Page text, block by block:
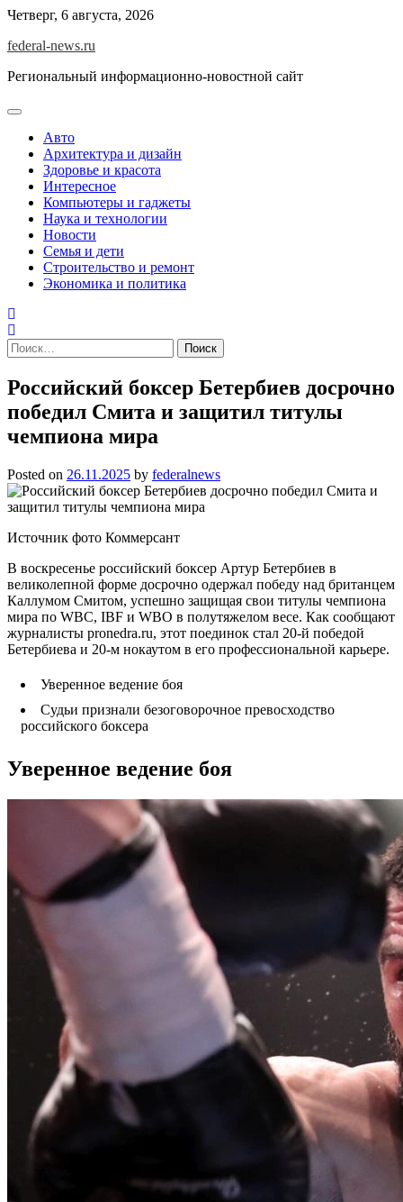
Skip
content
Четверг, 6 августа, 2026
federal-news.ru
Региональный информационно-новостной сайт
Авто
Архитектура и дизайн
Здоровье и красота
Интересное
Компьютеры и гаджеты
Наука и технологии
Новости
Семья и дети
Строительство и ремонт
Экономика и политика
Найти:
Российский боксер Бетербиев досрочно
победил Смита и защитил титулы
чемпиона мира
Posted on 26.11.2025 by federalnews
Источник фото Коммерсант
В воскресенье российский боксер Артур Бетербиев в
великолепной форме досрочно одержал победу над британцем
Каллумом Смитом, успешно защищая свои титулы чемпиона
мира по WBC, IBF и WBO в полутяжелом весе. Как сообщают
журналисты pronedra.ru, этот поединок стал 20-й победой
Бетербиева и 20-м нокаутом в его профессиональной карьере.
Уверенное ведение боя
Судьи признали безоговорочное превосходство
российского боксера
Уверенное ведение боя